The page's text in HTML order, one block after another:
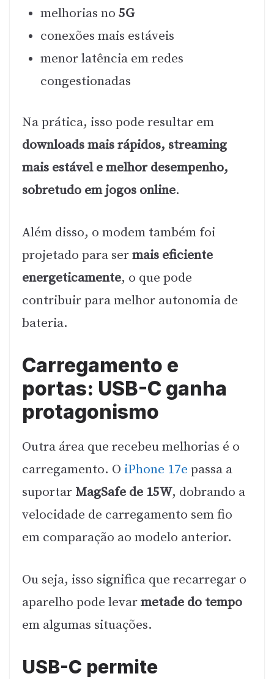
melhorias no 5G
conexões mais estáveis
menor latência em redes
congestionadas
Na prática, isso pode resultar em
downloads mais rápidos, streaming
mais estável e melhor desempenho,
sobretudo em jogos online.
Além disso, o modem também foi
projetado para sermais eficiente
energeticamente, o que pode
contribuir para melhor autonomia de
bateria.
Carregamento e
portas: USB-C ganha
protagonismo
Outra área que recebeu melhorias é o
carregamento. O iPhone 17e passa a
suportar MagSafe de 15W, dobrando a
velocidade de carregamento sem fio
em comparação ao modelo anterior.
Ou seja, isso significa que recarregar o
aparelho pode levarmetade do tempo
em algumas situações.
USB-C permite